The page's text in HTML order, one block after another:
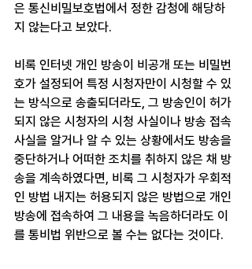
은 통신비밀보호법에서 정한 감청에 해당하
지 않는다고 보았다.
비록 인터넷 개인 방송이 비공개 또는 비밀번
호가 설정되어 특정 시청자만이 시청할 수 있
는 방식으로 송출되더라도, 그 방송인이 허가
되지 않은 시청자의 시청 사실이나 방송 접속
사실을 알거나 알 수 있는 상황에서도 방송을
중단하거나 어떠한 조치를 취하지 않은 채 방
송을 계속하였다면, 비록 그 시청자가 우회적
인 방법 내지는 허용되지 않은 방법으로 개인
방송에 접속하여 그 내용을 녹음하더라도 이
를 통비법 위반으로 볼 수는 없다는 것이다.